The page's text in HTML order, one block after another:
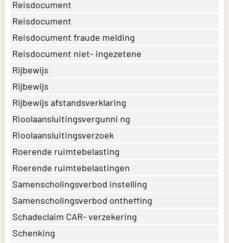
Reisdocument
Reisdocument
Reisdocument fraude melding
Reisdocument niet- ingezetene
Rijbewijs
Rijbewijs
Rijbewijs afstandsverklaring
Rioolaansluitingsvergunni ng
Rioolaansluitingsverzoek
Roerende ruimtebelasting
Roerende ruimtebelastingen
Samenscholingsverbod instelling
Samenscholingsverbod ontheffing
Schadeclaim CAR- verzekering
Schenking